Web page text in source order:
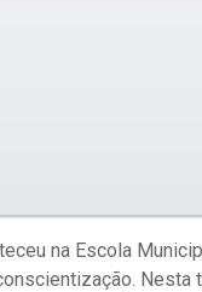
na Escola